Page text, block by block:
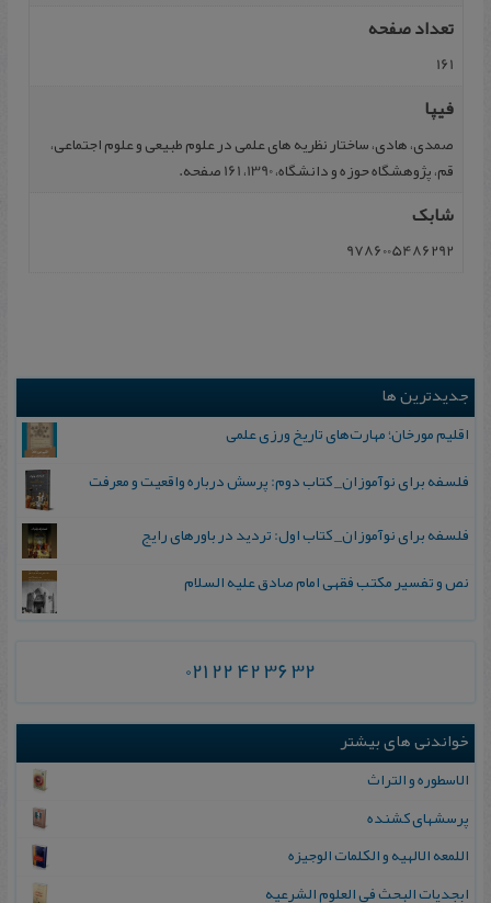
تعداد صفحه
161
فیپا
صمدی، هادی، ساختار نظریه های علمی در علوم طبیعی و علوم اجتماعی،
قم، پژوهشگاه حوزه و دانشگاه، 1390، 161 صفحه.
شابک
9786005486292
جدیدترین ها
اقلیم مورخان؛ مهارت‌های تاریخ ورزی علمی
فلسفه برای نوآموزان_ کتاب دوم: پرسش درباره واقعیت و معرفت
فلسفه برای نوآموزان_ کتاب اول: تردید در باورهای رایج
نص و تفسیر مکتب فقهی امام صادق علیه السلام
021 22 42 36 32
خواندنی های بیشتر
الاسطوره‌ و التراث
پرسشهای کشنده
ال‍ل‍م‍ع‍ه‌ الال‍هیه‌ و ال‍ک‍ل‍م‍ات‌ ال‍وجیزه‌
ابجدیات البحث فی العلوم الشرعیه